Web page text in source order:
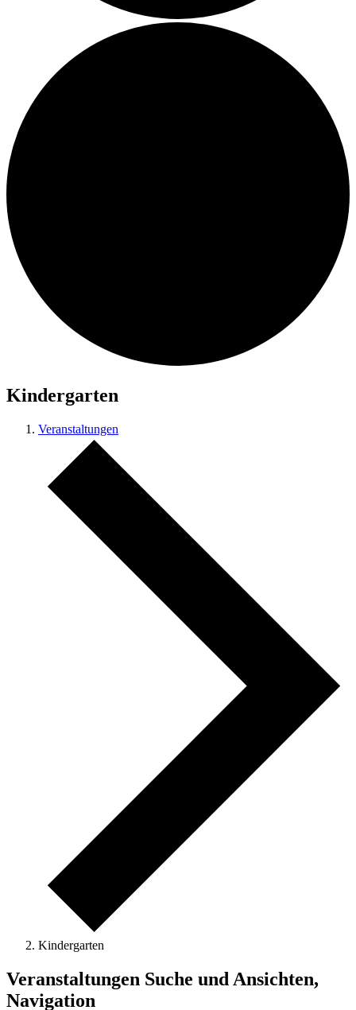
Kindergarten
Veranstaltungen
Kindergarten
Veranstaltungen
Veranstaltungen Suche und Ansichten,
Navigation